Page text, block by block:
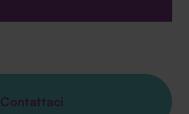
Contattaci